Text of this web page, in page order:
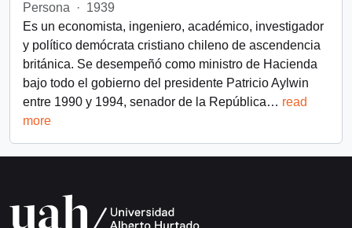
Persona
· 1939
Es un economista, ingeniero, académico, investigador
y político demócrata cristiano chileno de ascendencia
británica. Se desempeñó como ministro de Hacienda
bajo todo el gobierno del presidente Patricio Aylwin
entre 1990 y 1994, senador de la República… read
more